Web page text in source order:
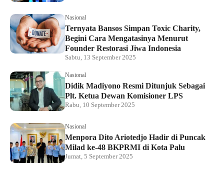
Nasional
Ternyata Bansos Simpan Toxic Charity,
Begini Cara Mengatasinya Menurut
Founder Restorasi Jiwa Indonesia
Sabtu, 13 September 2025
Nasional
Didik Madiyono Resmi Ditunjuk Sebagai
Plt. Ketua Dewan Komisioner LPS
Rabu, 10 September 2025
Nasional
Menpora Dito Ariotedjo Hadir di Puncak
Milad ke-48 BKPRMI di Kota Palu
Jumat, 5 September 2025